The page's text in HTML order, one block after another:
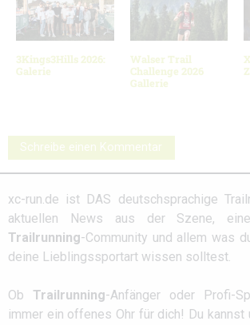
3Kings3Hills 2026:
Galerie
Walser Trail
Challenge 2026
Gallerie
Schreibe einen Kommentar
xc-run.de ist DAS deutschsprachige
aktuellen News aus der Szene, einer
Trailrunning-Community und allem was
deine Lieblingssportart wissen solltest.
Ob Trailrunning-Anfänger oder Profi-
immer ein offenes Ohr für dich! Du kannst